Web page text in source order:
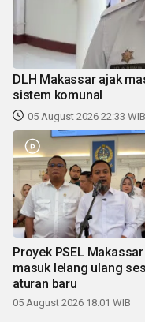
DLH Makassar ajak
sistem komunal
05 August 2026 22:33 WIB
Proyek PSEL Makassar
masuk lelang ulang
aturan baru
05 August 2026 18:01 WIB